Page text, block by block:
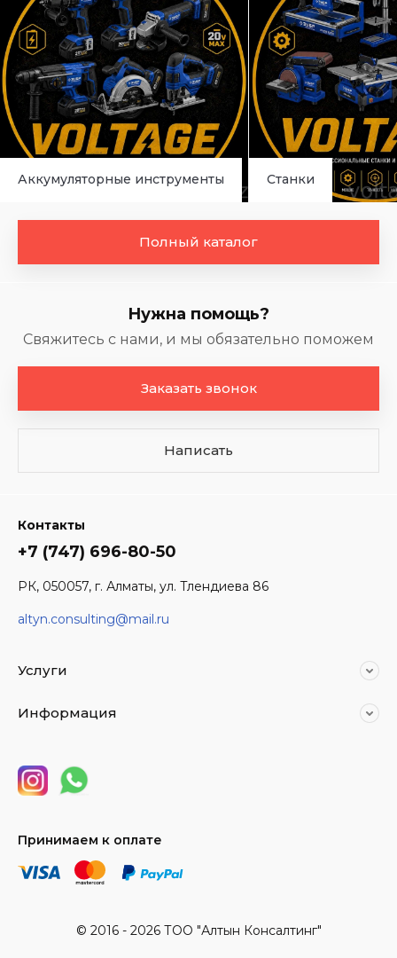
Аккумуляторные инструменты Станки
Полный каталог
Нужна помощь?
Свяжитесь с нами, и мы обязательно поможем
Заказать звонок
Написать
Контакты
+7 (747) 696-80-50
РК, 050057, г. Алматы, ул. Тлендиева 86
altyn.consulting@mail.ru
Услуги
Информация
Принимаем к оплате
© 2016 - 2026 ТОО "Алтын Консалтинг"